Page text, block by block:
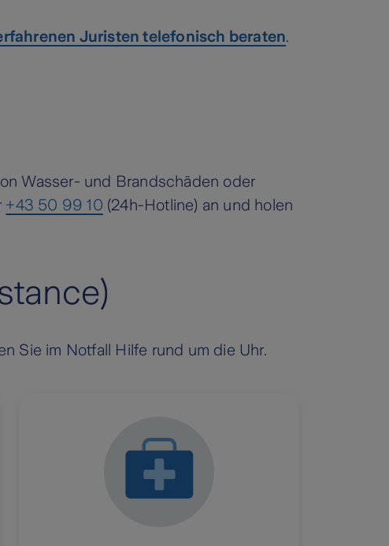
Juristen telefonisch beraten.
Wasser- und Brandschäden oder
+43 50 99 10 (24h-Hotline) an und holen
Sie im Notfall Hilfe rund um die Uhr.